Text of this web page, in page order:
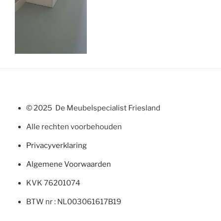
© 2025 De Meubelspecialist Friesland
Alle rechten voorbehouden
Privacyverklaring
Algemene Voorwaarden
KVK 76201074
BTW nr : NL003061617B19